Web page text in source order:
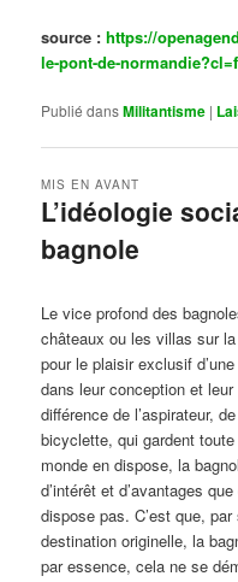
source :https://
le-pont-de-
Publié dansMilitantisme |
L’idéologie
bagnole
MIS EN AVANT
Le vice profond des
châteaux ou les villas sur
pour le plaisir exclusif
dans leur conception et
différence de l’aspirateur,
bicyclette, qui gardent
monde en dispose, la
d’intérêt et d’avantages
dispose pas. C’est que,
destination originelle, la
par essence, cela ne se